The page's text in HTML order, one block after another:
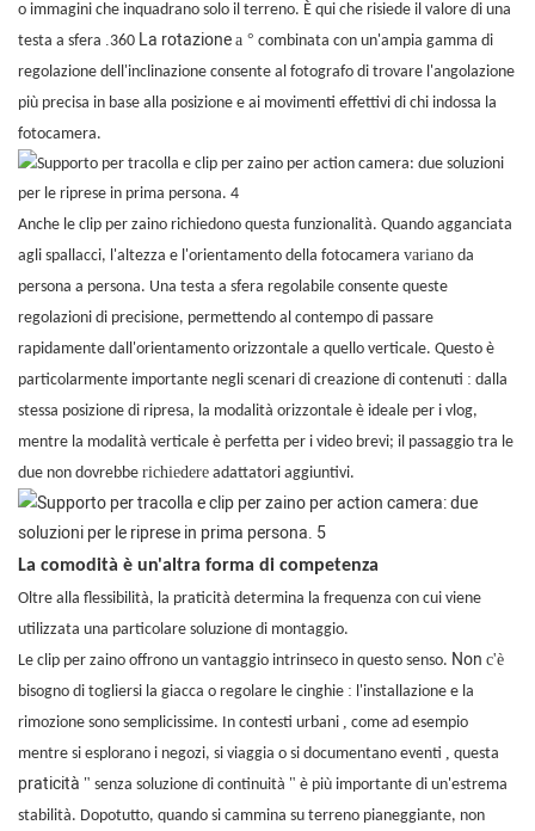
o immagini che inquadrano solo il terreno. È qui che risiede il valore di una
testa a sfera .360 La rotazione a ° combinata con un'ampia gamma di
regolazione dell'inclinazione consente al fotografo di trovare l'angolazione
più precisa in base alla posizione e ai movimenti effettivi di chi indossa la
fotocamera.
Anche le clip per zaino richiedono questa funzionalità. Quando agganciata
agli spallacci, l'altezza e l'orientamento della fotocamera variano da
persona a persona. Una testa a sfera regolabile consente queste
regolazioni di precisione, permettendo al contempo di passare
rapidamente dall'orientamento orizzontale a quello verticale. Questo è
particolarmente importante negli scenari di creazione di contenuti : dalla
stessa posizione di ripresa, la modalità orizzontale è ideale per i vlog,
mentre la modalità verticale è perfetta per i video brevi; il passaggio tra le
due non dovrebbe richiedere adattatori aggiuntivi.
La comodità è un'altra forma di competenza
Oltre alla flessibilità, la praticità determina la frequenza con cui viene
utilizzata una particolare soluzione di montaggio.
Le clip per zaino offrono un vantaggio intrinseco in questo senso. Non c'è
bisogno di togliersi la giacca o regolare le cinghie : l'installazione e la
rimozione sono semplicissime. In contesti urbani , come ad esempio
mentre si esplorano i negozi, si viaggia o si documentano eventi , questa
praticità " senza soluzione di continuità " è più importante di un'estrema
stabilità. Dopotutto, quando si cammina su terreno pianeggiante, non